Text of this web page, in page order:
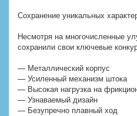
Сохранение уникальных
Несмотря на многочисленные
сохранили свои ключевые
— Металлический корпус
— Усиленный механизм штока
— Высокая нагрузка на
— Узнаваемый дизайн
— Безупречно плавный ход